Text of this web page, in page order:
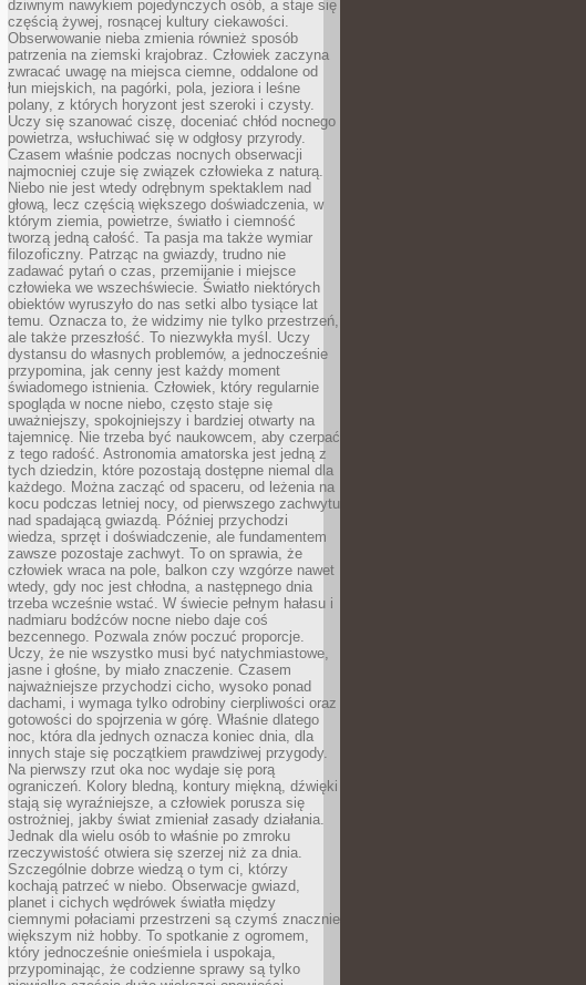
dziwnym nawykiem pojedynczych osób, a staje się
częścią żywej, rosnącej kultury ciekawości.
Obserwowanie nieba zmienia również sposób
patrzenia na ziemski krajobraz. Człowiek zaczyna
zwracać uwagę na miejsca ciemne, oddalone od
łun miejskich, na pagórki, pola, jeziora i leśne
polany, z których horyzont jest szeroki i czysty.
Uczy się szanować ciszę, doceniać chłód nocnego
powietrza, wsłuchiwać się w odgłosy przyrody.
Czasem właśnie podczas nocnych obserwacji
najmocniej czuje się związek człowieka z naturą.
Niebo nie jest wtedy odrębnym spektaklem nad
głową, lecz częścią większego doświadczenia, w
którym ziemia, powietrze, światło i ciemność
tworzą jedną całość. Ta pasja ma także wymiar
filozoficzny. Patrząc na gwiazdy, trudno nie
zadawać pytań o czas, przemijanie i miejsce
człowieka we wszechświecie. Światło niektórych
obiektów wyruszyło do nas setki albo tysiące lat
temu. Oznacza to, że widzimy nie tylko przestrzeń,
ale także przeszłość. To niezwykła myśl. Uczy
dystansu do własnych problemów, a jednocześnie
przypomina, jak cenny jest każdy moment
świadomego istnienia. Człowiek, który regularnie
spogląda w nocne niebo, często staje się
uważniejszy, spokojniejszy i bardziej otwarty na
tajemnicę. Nie trzeba być naukowcem, aby czerpać
z tego radość. Astronomia amatorska jest jedną z
tych dziedzin, które pozostają dostępne niemal dla
każdego. Można zacząć od spaceru, od leżenia na
kocu podczas letniej nocy, od pierwszego zachwytu
nad spadającą gwiazdą. Później przychodzi
wiedza, sprzęt i doświadczenie, ale fundamentem
zawsze pozostaje zachwyt. To on sprawia, że
człowiek wraca na pole, balkon czy wzgórze nawet
wtedy, gdy noc jest chłodna, a następnego dnia
trzeba wcześnie wstać. W świecie pełnym hałasu i
nadmiaru bodźców nocne niebo daje coś
bezcennego. Pozwala znów poczuć proporcje.
Uczy, że nie wszystko musi być natychmiastowe,
jasne i głośne, by miało znaczenie. Czasem
najważniejsze przychodzi cicho, wysoko ponad
dachami, i wymaga tylko odrobiny cierpliwości oraz
gotowości do spojrzenia w górę. Właśnie dlatego
noc, która dla jednych oznacza koniec dnia, dla
innych staje się początkiem prawdziwej przygody.
Na pierwszy rzut oka noc wydaje się porą
ograniczeń. Kolory bledną, kontury miękną, dźwięki
stają się wyraźniejsze, a człowiek porusza się
ostrożniej, jakby świat zmieniał zasady działania.
Jednak dla wielu osób to właśnie po zmroku
rzeczywistość otwiera się szerzej niż za dnia.
Szczególnie dobrze wiedzą o tym ci, którzy
kochają patrzeć w niebo. Obserwacje gwiazd,
planet i cichych wędrówek światła między
ciemnymi połaciami przestrzeni są czymś znacznie
większym niż hobby. To spotkanie z ogromem,
który jednocześnie onieśmiela i uspokaja,
przypominając, że codzienne sprawy są tylko